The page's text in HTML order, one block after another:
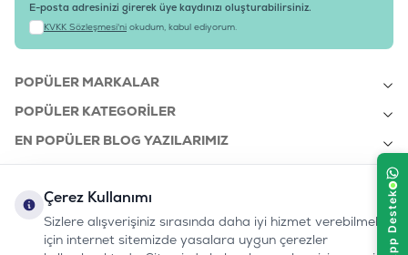
E-posta adresinizi girerek üye kaydınızı oluşturabilirsiniz.
KVKK Sözleşmesi'ni okudum, kabul ediyorum.
POPÜLER MARKALAR
POPÜLER KATEGORILER
EN POPÜLER BLOG YAZILARIMIZ
KURUMSAL
Çerez Kullanımı
Sizlere alışverişiniz sırasında daha iyi hizmet verebilmek
için internet sitemizde yasalara uygun çerezler